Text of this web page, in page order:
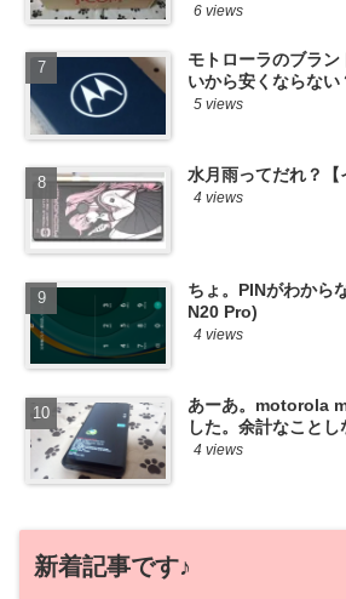
6 views
モトローラのブラ
いから安くならない
5 views
水月雨ってだれ？【
4 views
ちょ。PINがわから
N20 Pro)
4 views
あーあ。motorola
した。余計なことし
4 views
新着記事です♪